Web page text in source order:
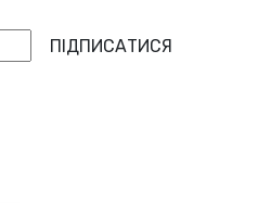
ПІДПИСАТИСЯ